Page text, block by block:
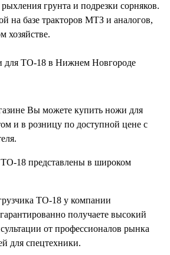
грунта и подрезки сорняков.
на базе тракторов МТЗ и аналогов,
хозяйстве.
для ТО-18 в Нижнем Новгороде
Вы можете купить ножи для
и в розницу по доступной цене с
18 представлены в широком
ТО-18 у компании
получаете высокий
от профессионалов рынка
для спецтехники.